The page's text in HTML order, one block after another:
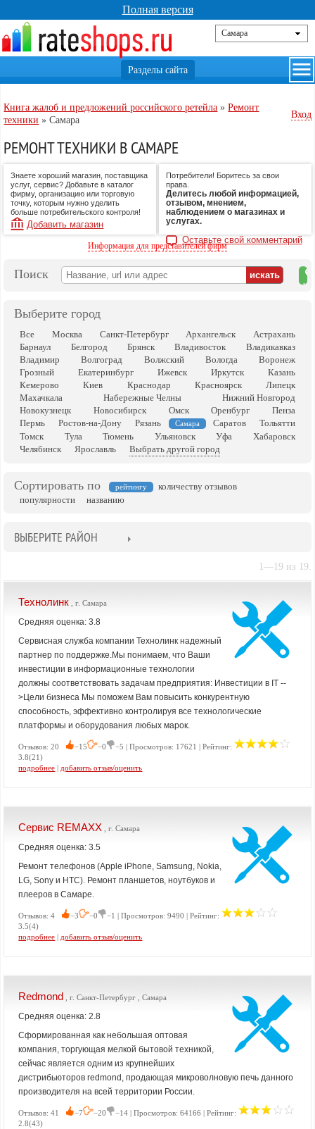
Полная версия
Книга жалоб и предложений российского ретейла »Ремонт
техники »Самара
Вход
РЕМОНТ ТЕХНИКИ В САМАРЕ
Знаете хороший магазин, поставщика
услуг, сервис? Добавьте в каталог
фирму, организацию или торговую
точку, которым нужно уделить
больше потребительского контроля!
Добавить магазин
Потребители! Боритесь за свои
права.
Делитесь любой информацией,
отзывом, мнением,
наблюдением о магазинах и
услугах.
Оставьте свой комментарий
Информация для представителей фирм
Поиск
на
Выберите город
Все Москва Санкт-Петербург Архангельск
Астрахань
Барнаул
Белгород Брянск Владивосток
Владикавказ
Владимир
Волгоград Волжский Вологда
Воронеж
Грозный
Екатеринбург Ижевск Иркутск
Казань
Кемерово
Киев Краснодар Красноярск
Липецк
Махачкала
Набережные Челны
Нижний Новгород
Новокузнецк
Новосибирск Омск Оренбург
Пенза
Пермь
Ростов-на-Дону Рязань Самара Саратов
Тольятти
Томск
Тула Тюмень Ульяновск Уфа
Хабаровск
Челябинск
Ярославль Выбрать другой город
Сортировать по рейтингу
количеству отзывов
популярности
названию
ВЫБЕРИТЕ РАЙОН
1—19 из 19.
Технолинк , г. Самара
Средняя оценка: 3.8
Сервисная служба компании Технолинк надежный
партнер по поддержке.Мы понимаем, что Ваши
инвестиции в информационные технологии
должны соответствовать задачам предприятия: Инвестиции в IT --
>Цели бизнеса Мы поможем Вам повысить конкурентную
способность, эффективно контролируя все технологические
платформы и оборудования любых марок.
Отзывов: 20 −15 −0
−5 | Просмотров: 17621 | Рейтинг:
3.8(21)
подробнее | добавить отзыв/оценить
Сервис REMAXX , г. Самара
Средняя оценка: 3.5
Ремонт телефонов (Apple iPhone, Samsung, Nokia,
LG, Sony и HTC). Ремонт планшетов, ноутбуков и
плееров в Самаре.
Отзывов: 4 −3 −0
−1 | Просмотров: 9490 | Рейтинг:
3.5(4)
подробнее | добавить отзыв/оценить
Redmond , г. Санкт-Петербург , Самара
Средняя оценка: 2.8
Сформированная как небольшая оптовая
компания, торгующая мелкой бытовой техникой,
сейчас является одним из крупнейших
дистрибьюторов redmond, продающая микроволновую печь данного
производителя на всей территории России.
Отзывов: 41 −7 −20
−14 | Просмотров: 64166 | Рейтинг:
2.8(43)